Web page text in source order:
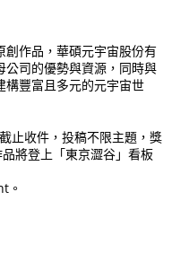
創作品，華碩元宇宙股份有
司的優勢與資源，同時與
構豐富且多元的元宇宙世
止收件，投稿不限主題，獎
將登上「東京澀谷」看板
。